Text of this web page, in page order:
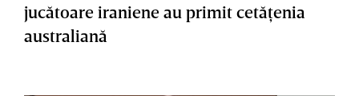
jucătoare iraniene au primit cetăţenia
australiană